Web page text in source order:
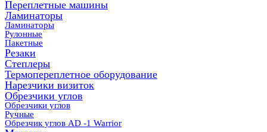
Переплетные машины
Ламинаторы
Ламинаторы
Рулонные
Пакетные
Резаки
Степлеры
Термопереплетное оборудование
Нарезчики визиток
Обрезчики углов
Обрезчики углов
Ручные
Обрезчик углов AD -1 Warrior